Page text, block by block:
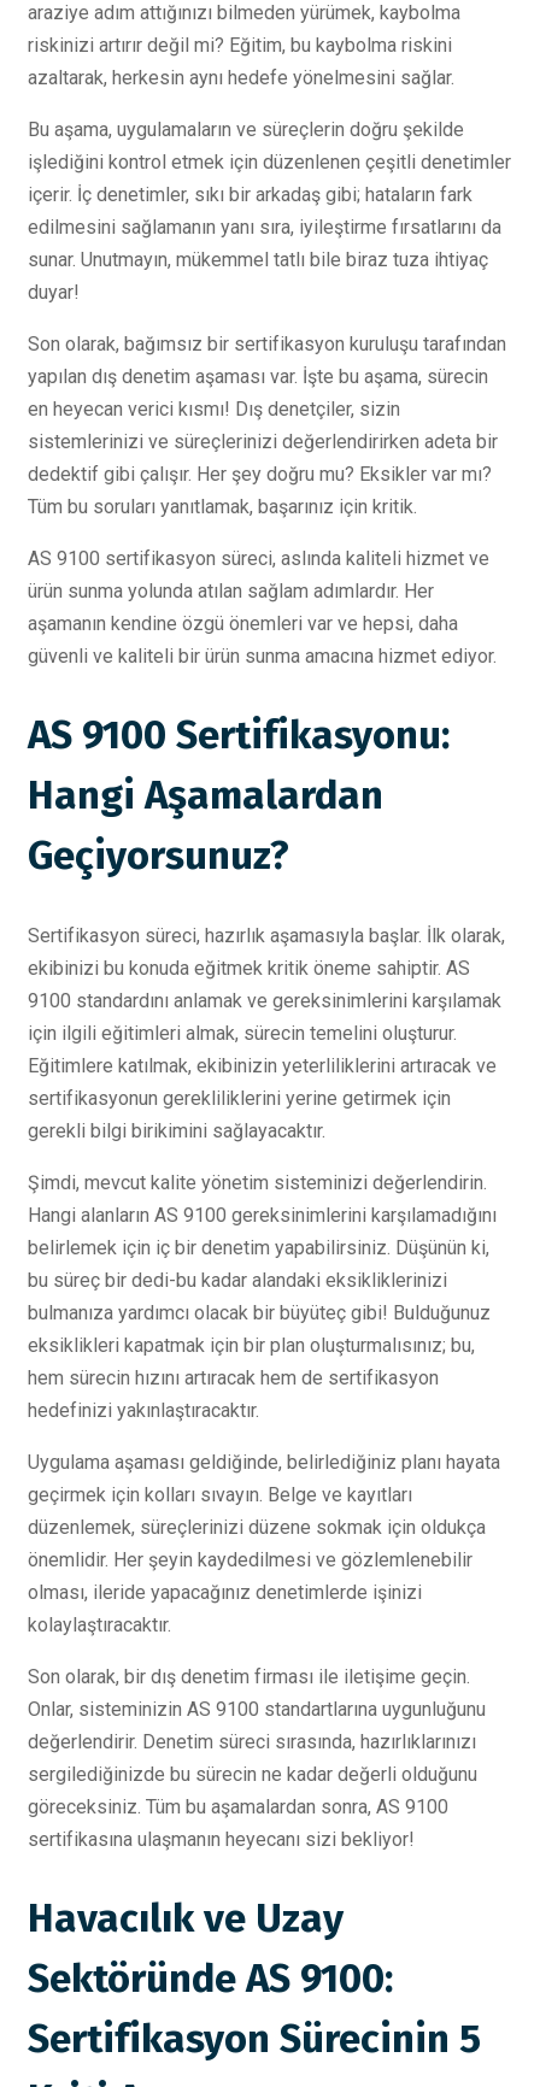
araziye adım attığınızı bilmeden yürümek, kaybolma
riskinizi artırır değil mi? Eğitim, bu kaybolma riskini
azaltarak, herkesin aynı hedefe yönelmesini sağlar.
Bu aşama, uygulamaların ve süreçlerin doğru şekilde
işlediğini kontrol etmek için düzenlenen çeşitli denetimler
içerir. İç denetimler, sıkı bir arkadaş gibi; hataların fark
edilmesini sağlamanın yanı sıra, iyileştirme fırsatlarını da
sunar. Unutmayın, mükemmel tatlı bile biraz tuza ihtiyaç
duyar!
Son olarak, bağımsız bir sertifikasyon kuruluşu tarafından
yapılan dış denetim aşaması var. İşte bu aşama, sürecin
en heyecan verici kısmı! Dış denetçiler, sizin
sistemlerinizi ve süreçlerinizi değerlendirirken adeta bir
dedektif gibi çalışır. Her şey doğru mu? Eksikler var mı?
Tüm bu soruları yanıtlamak, başarınız için kritik.
AS 9100 sertifikasyon süreci, aslında kaliteli hizmet ve
ürün sunma yolunda atılan sağlam adımlardır. Her
aşamanın kendine özgü önemleri var ve hepsi, daha
güvenli ve kaliteli bir ürün sunma amacına hizmet ediyor.
AS 9100 Sertifikasyonu:
Hangi Aşamalardan
Geçiyorsunuz?
Sertifikasyon süreci, hazırlık aşamasıyla başlar. İlk olarak,
ekibinizi bu konuda eğitmek kritik öneme sahiptir. AS
9100 standardını anlamak ve gereksinimlerini karşılamak
için ilgili eğitimleri almak, sürecin temelini oluşturur.
Eğitimlere katılmak, ekibinizin yeterliliklerini artıracak ve
sertifikasyonun gerekliliklerini yerine getirmek için
gerekli bilgi birikimini sağlayacaktır.
Şimdi, mevcut kalite yönetim sisteminizi değerlendirin.
Hangi alanların AS 9100 gereksinimlerini karşılamadığını
belirlemek için iç bir denetim yapabilirsiniz. Düşünün ki,
bu süreç bir dedi-bu kadar alandaki eksikliklerinizi
bulmanıza yardımcı olacak bir büyüteç gibi! Bulduğunuz
eksiklikleri kapatmak için bir plan oluşturmalısınız; bu,
hem sürecin hızını artıracak hem de sertifikasyon
hedefinizi yakınlaştıracaktır.
Uygulama aşaması geldiğinde, belirlediğiniz planı hayata
geçirmek için kolları sıvayın. Belge ve kayıtları
düzenlemek, süreçlerinizi düzene sokmak için oldukça
önemlidir. Her şeyin kaydedilmesi ve gözlemlenebilir
olması, ileride yapacağınız denetimlerde işinizi
kolaylaştıracaktır.
Son olarak, bir dış denetim firması ile iletişime geçin.
Onlar, sisteminizin AS 9100 standartlarına uygunluğunu
değerlendirir. Denetim süreci sırasında, hazırlıklarınızı
sergilediğinizde bu sürecin ne kadar değerli olduğunu
göreceksiniz. Tüm bu aşamalardan sonra, AS 9100
sertifikasına ulaşmanın heyecanı sizi bekliyor!
Havacılık ve Uzay
Sektöründe AS 9100:
Sertifikasyon Sürecinin 5